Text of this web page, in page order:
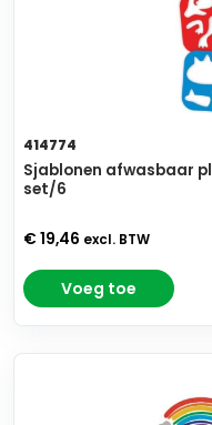
414774
Sjablonen afwasbaar
set/6
€ 19,46 excl. BTW
Voeg toe